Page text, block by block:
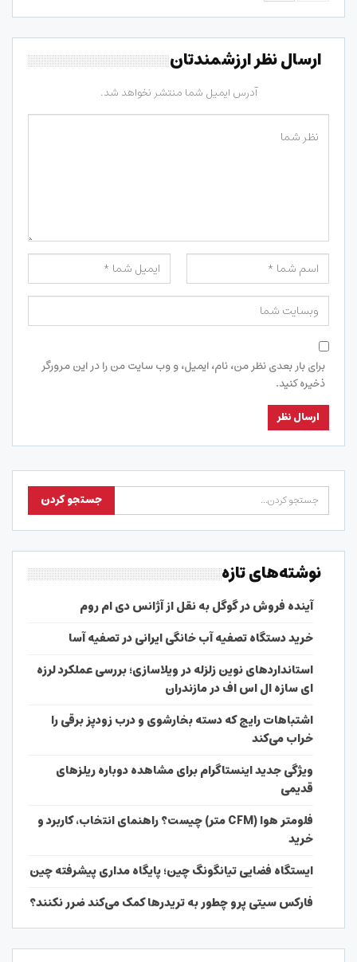
ارسال نظر ارزشمندتان
آدرس ایمیل شما منتشر نخواهد شد.
برای بار بعدی نظر من، نام، ایمیل، و وب سایت من را در این مرورگر
ذخیره کنید.
نوشته‌های تازه
آینده فروش در گوگل به نقل از آژانس دی ام روم
خرید دستگاه تصفیه آب خانگی ایرانی در تصفیه آسا
استانداردهای نوین زلزله در ویلاسازی؛ بررسی عملکرد لرزه
ای سازه ال اس اف در مازندران
اشتباهات رایج که دسته بخارشوی و درب زودپز برقی را
خراب می‌کند
ویژگی جدید اینستاگرام برای مشاهده دوباره ریلزهای
قدیمی
فلومتر هوا (CFM متر) چیست؟ راهنمای انتخاب، کاربرد و
خرید
ایستگاه فضایی تیانگونگ چین؛ پایگاه مداری پیشرفته چین
فارکس سیتی پرو چطور به تریدرها کمک می‌کند ضرر نکنند؟